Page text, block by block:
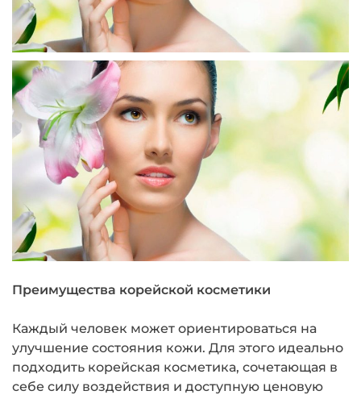
Преимущества корейской косметики
Каждый человек может ориентироваться на
улучшение состояния кожи. Для этого идеально
подходить корейская косметика, сочетающая в
себе силу воздействия и доступную ценовую